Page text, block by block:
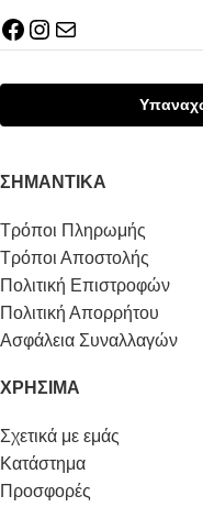
ΣΗΜΑΝΤΙΚΆ
Τρόποι Πληρωμής
Τρόποι Αποστολής
Πολιτική Επιστροφών
Πολιτική Απορρήτου
Ασφάλεια Συναλλαγών
ΧΡΉΣΙΜΑ
Σχετικά με εμάς
Κατάστημα
Προσφορές